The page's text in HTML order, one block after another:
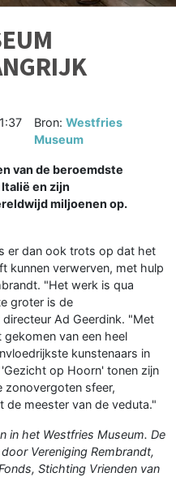
Bron:Westfries
Museum
van de beroemdste
en zijn
miljoenen op.
er dan ook trots op dat het
kunnen verwerven, met hulp
"Het werk is qua
groter is de
Ad Geerdink. "Met
van een heel
kunstenaars in
op Hoorn' tonen zijn
zonovergoten sfeer,
de meester van de veduta."
in het Westfries Museum. De
Vereniging Rembrandt,
Stichting Vrienden van